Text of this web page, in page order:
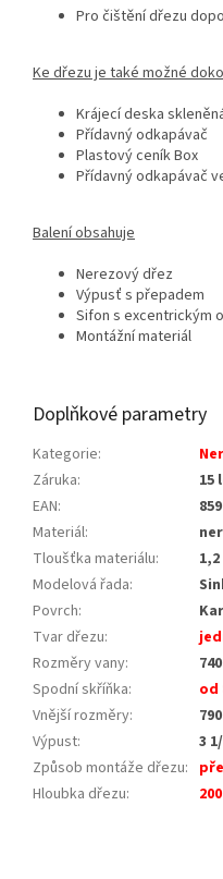
Pro čištění dřezu
Ke dřezu je také možné
Krájecí deska
Přídavný odkapávač
Plastový ceník Box
Přídavný odkapávač
Balení obsahuje
Nerezový dřez
Výpusť s přepadem
Sifon s excentrickým
Montážní materiál
Doplňkové parametry
Kategorie:
Záruka:
15
EAN:
Materiál:
Tloušťka materiálu:
Modelová řada:
Povrch:
Tvar dřezu:
Rozměry vany:
Spodní skříňka:
od
Vnější rozměry:
Výpust:
3
Způsob montáže dřezu:
Hloubka dřezu: